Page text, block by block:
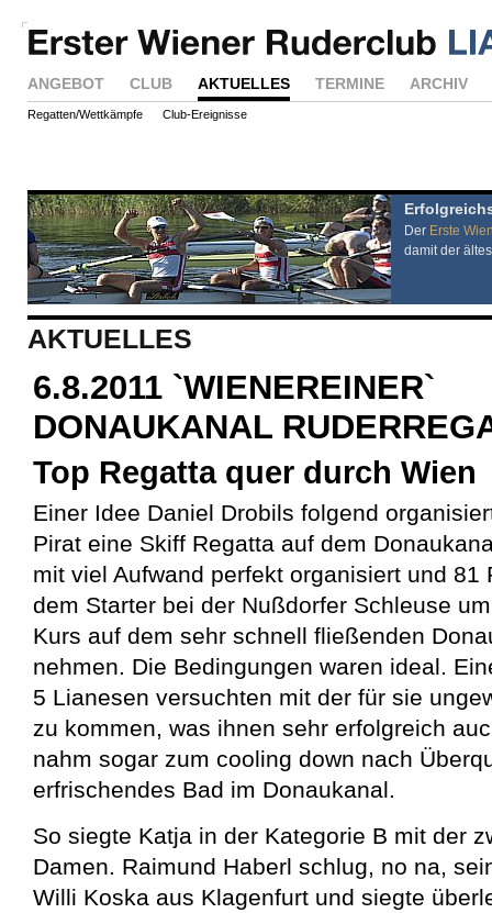
ANGEBOT CLUB AKTUELLES TERMINE ARCHIV
Regatten/Wettkämpfe Club-Ereignisse
Der Erste
damit der
AKTUELLES
6.8.2011 `WIENEREINER`
DONAUKANAL
Top Regatta quer durch Wien
Einer Idee Daniel Drobils folgend
Pirat eine Skiff Regatta auf dem
mit viel Aufwand perfekt organisiert und 81
dem Starter bei der Nußdorfer Schleuse
Kurs auf dem sehr schnell fließenden
nehmen. Die Bedingungen waren ideal.
5 Lianesen versuchten mit der für sie
zu kommen, was ihnen sehr erfolgreich
nahm sogar zum cooling down nach
erfrischendes Bad im Donaukanal.
So siegte Katja in der Kategorie B mit der
Damen. Raimund Haberl schlug, no na,
Willi Koska aus Klagenfurt und siegte